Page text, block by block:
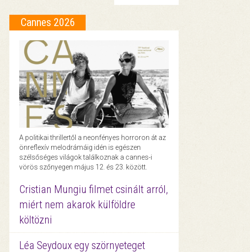
Cannes 2026
A politikai thrillertől a neonfényes horroron át az
önreflexív melodrámáig idén is egészen
szélsőséges világok találkoznak a cannes-i
vörös szőnyegen május 12. és 23. között.
Cristian Mungiu filmet csinált arról,
miért nem akarok külföldre
költözni
Léa Seydoux egy szörnyeteget